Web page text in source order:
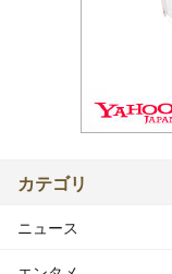
カテゴリ
ニュース